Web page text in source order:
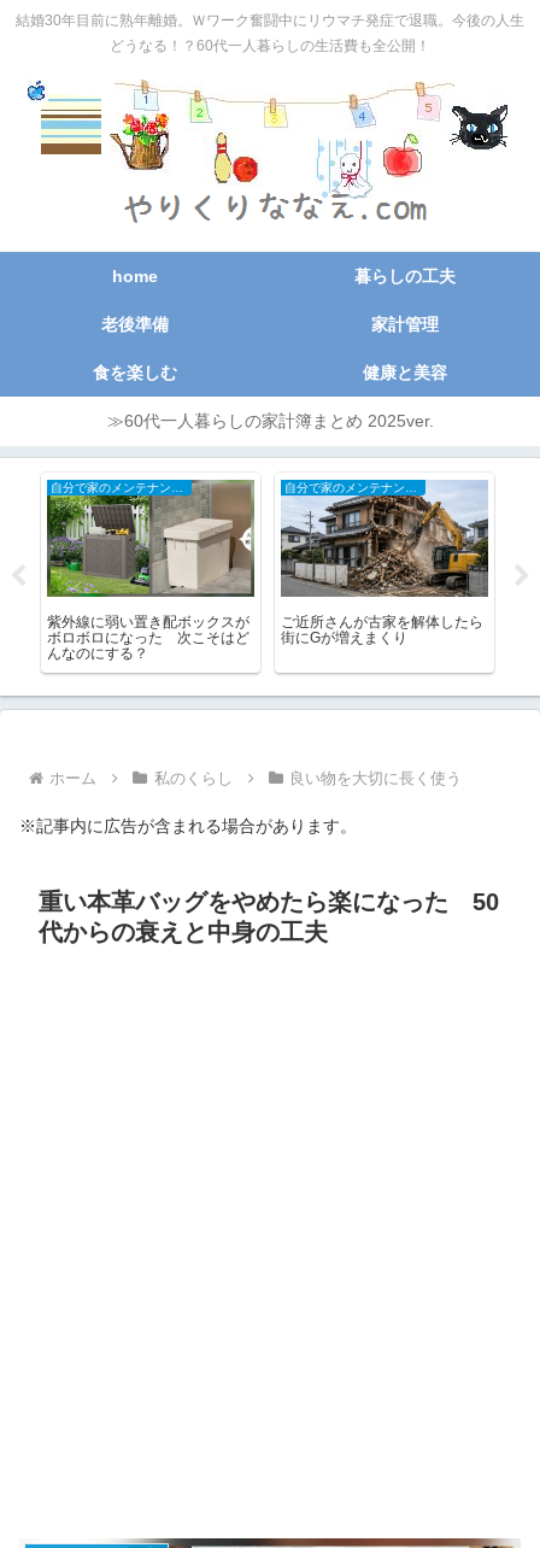
結婚30年目前に熟年離婚。Ｗワーク奮闘中にリウマチ発症で退職。今後の人生
どうなる！？60代一人暮らしの生活費も全公開！
home 暮らしの工夫
老後準備 家計管理
食を楽しむ 健康と美容
≫60代一人暮らしの家計簿まとめ 2025ver.
紫外線に弱い置き配ボックスが
ボロボロになった 次こそはど
んなのにする？
ご近所さんが古家を解体したら
街にGが増えまくり
ホーム 私のくらし 良い物を大切に長く使う
※記事内に広告が含まれる場合があります。
重い本革バッグをやめたら楽になった 50
代からの衰えと中身の工夫